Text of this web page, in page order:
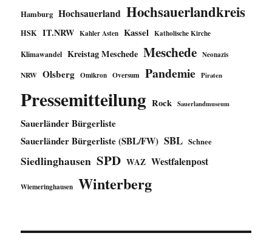
Hamburg Hochsauerland Hochsauerlandkreis
HSK IT.NRW Kahler Asten Kassel Katholische Kirche
Klimawandel Kreistag Meschede Meschede Neonazis
NRW Olsberg Omikron Oversum Pandemie Piraten
Pressemitteilung Rock Sauerlandmuseum
Sauerländer Bürgerliste
Sauerländer Bürgerliste (SBL/FW) SBL Schnee
Siedlinghausen SPD WAZ Westfalenpost
Wiemeringhausen Winterberg